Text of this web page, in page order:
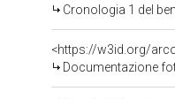
Cronologia 1 del
Documentazione